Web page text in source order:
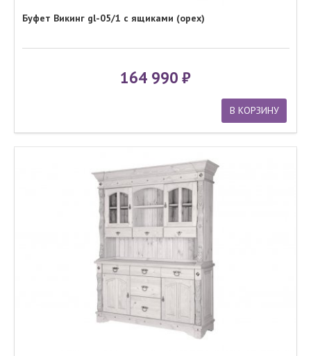
Буфет Викинг gl-05/1 с ящиками (орех)
164 990
В КОРЗИНУ